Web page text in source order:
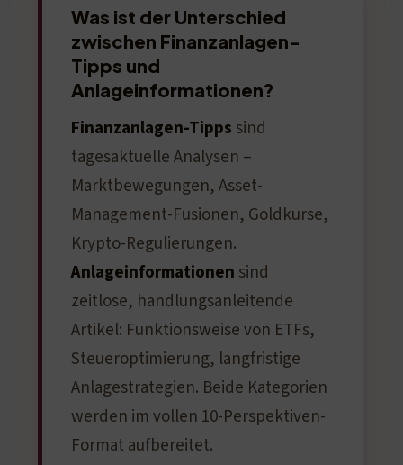
Was ist der Unterschied
zwischen Finanzanlagen-
Tipps und
Anlageinformationen?
Finanzanlagen-Tipps sind
tagesaktuelle Analysen –
Marktbewegungen, Asset-
Management-Fusionen, Goldkurse,
Krypto-Regulierungen.
Anlageinformationen sind
zeitlose, handlungsanleitende
Artikel: Funktionsweise von ETFs,
Steueroptimierung, langfristige
Anlagestrategien. Beide Kategorien
werden im vollen 10-Perspektiven-
Format aufbereitet.